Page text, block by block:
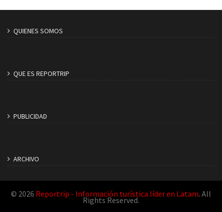
QUIENES SOMOS
QUE ES REPORTRIP
PUBLICIDAD
ARCHIVO
© 2026 Reportrip - Información turística líder en Latam. All
Rights Reserved.